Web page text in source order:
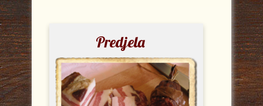
Predjela